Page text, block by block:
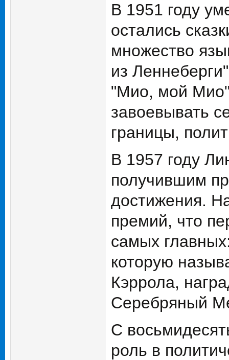
В 1951 году
остались
множество
из
"Мио, мой
завоевывать
границы,
В 1957 году
получившим
достижения.
премий, что
самых
которую
Кэррола,
Серебряный
С
роль в